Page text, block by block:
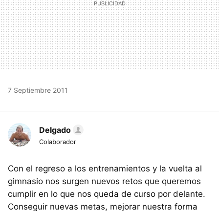
7 Septiembre 2011
Delgado
Colaborador
Con el regreso a los entrenamientos y la vuelta al
gimnasio nos surgen nuevos retos que queremos
cumplir en lo que nos queda de curso por delante.
Conseguir nuevas metas, mejorar nuestra forma